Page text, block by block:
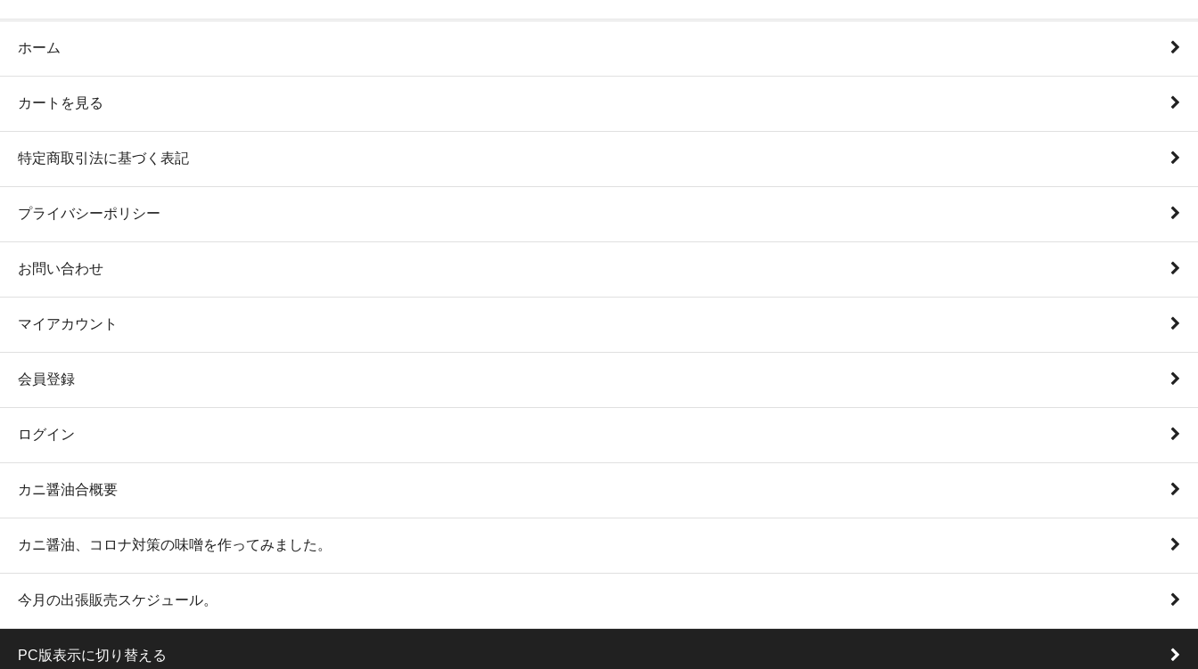
ホーム
カートを見る
特定商取引法に基づく表記
プライバシーポリシー
お問い合わせ
マイアカウント
会員登録
ログイン
カニ醤油合概要
カニ醤油、コロナ対策の味噌を作ってみました。
今月の出張販売スケジュール。
PC版表示に切り替える